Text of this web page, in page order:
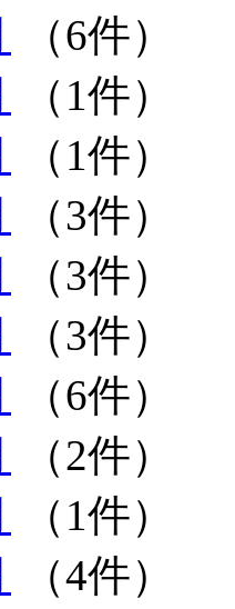
（6件）
（1件）
（1件）
（3件）
（3件）
（3件）
（6件）
（2件）
（1件）
（4件）